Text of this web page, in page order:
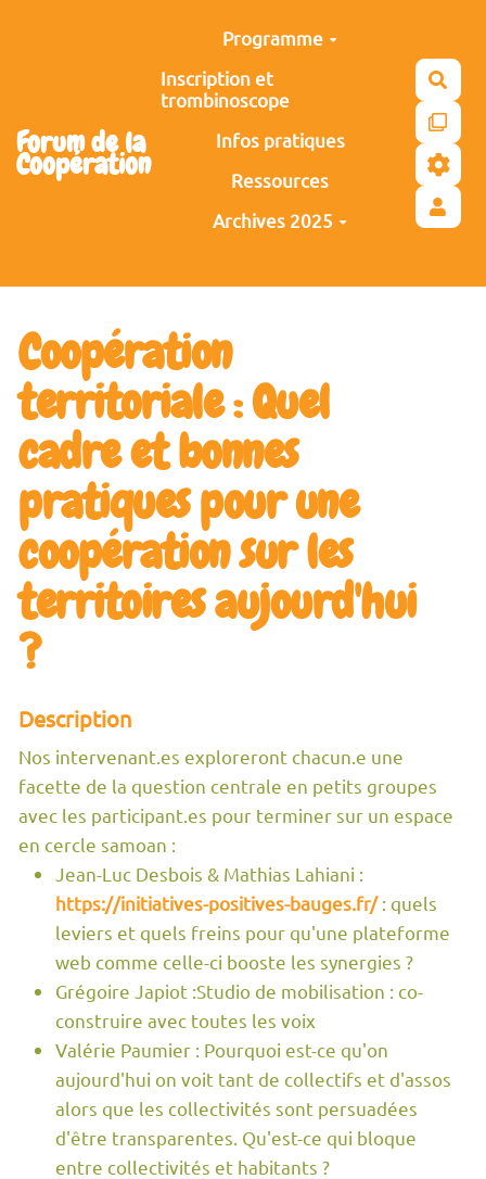
Forum de la
Coopération
Programme
Inscription et
trombinoscope
Infos pratiques
Ressources
Archives 2025
Coopération
territoriale : Quel
cadre et bonnes
pratiques pour une
coopération sur les
territoires aujourd'hui
?
Description
Nos intervenant.es exploreront chacun.e une
facette de la question centrale en petits groupes
avec les participant.es pour terminer sur un espace
en cercle samoan :
Jean-Luc Desbois & Mathias Lahiani :
https://initiatives-positives-bauges.fr/: quels
leviers et quels freins pour qu'une plateforme
web comme celle-ci booste les synergies ?
Grégoire Japiot :Studio de mobilisation : co-
construire avec toutes les voix
Valérie Paumier : Pourquoi est-ce qu'on
aujourd'hui on voit tant de collectifs et d'assos
alors que les collectivités sont persuadées
d'être transparentes. Qu'est-ce qui bloque
entre collectivités et habitants ?